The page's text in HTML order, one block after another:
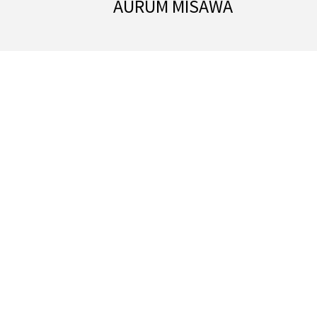
AURUM MISAWA